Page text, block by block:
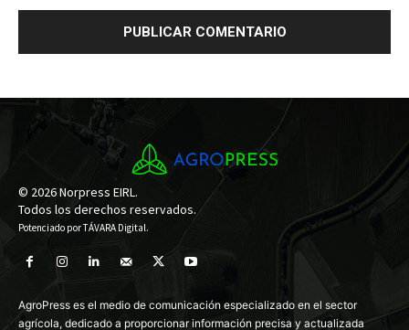
© 2026 Norpress EIRL.
Todos los derechos reservados.
Potenciado porTÁVARA Digital.
AgroPress es el medio de comunicación especializado en el sector
agrícola, dedicado a proporcionar información precisa y actualizada